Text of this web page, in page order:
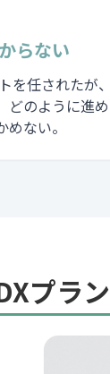
らない
を任されたが
どのように進
ない。
プラ